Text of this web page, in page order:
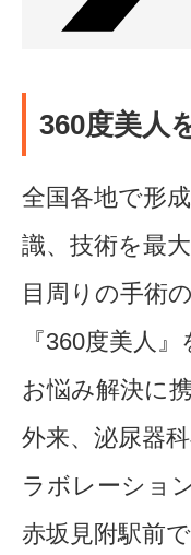
360度美人
全国各地で形
識、技術を最
目周りの手術
『360度美人
お悩み解決に
外来、泌尿器
ラボレーショ
赤坂見附駅前